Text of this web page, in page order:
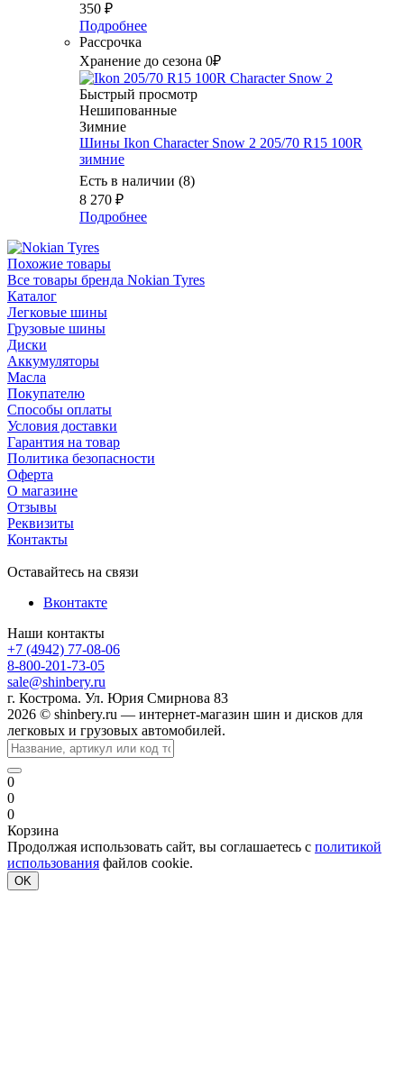
350 ₽
Подробнее
Рассрочка
Хранение до сезона 0₽
Быстрый просмотр
Нешипованные
Зимние
Шины Ikon Character Snow 2 205/70 R15 100R
зимние
Есть в наличии (8)
8 270 ₽
Подробнее
Похожие товары
Все товары бренда Nokian Tyres
Каталог
Легковые шины
Грузовые шины
Диски
Аккумуляторы
Масла
Покупателю
Способы оплаты
Условия доставки
Гарантия на товар
Политика безопасности
Оферта
О магазине
Отзывы
Реквизиты
Контакты
Оставайтесь на связи
Вконтакте
Наши контакты
+7 (4942) 77-08-06
8-800-201-73-05
sale@shinbery.ru
г. Кострома. Ул. Юрия Смирнова 83
2026 © shinbery.ru — интернет-магазин шин и дисков для
легковых и грузовых автомобилей.
0
0
0
Корзина
Продолжая использовать сайт, вы соглашаетесь с политикой
использования файлов cookie.
OK